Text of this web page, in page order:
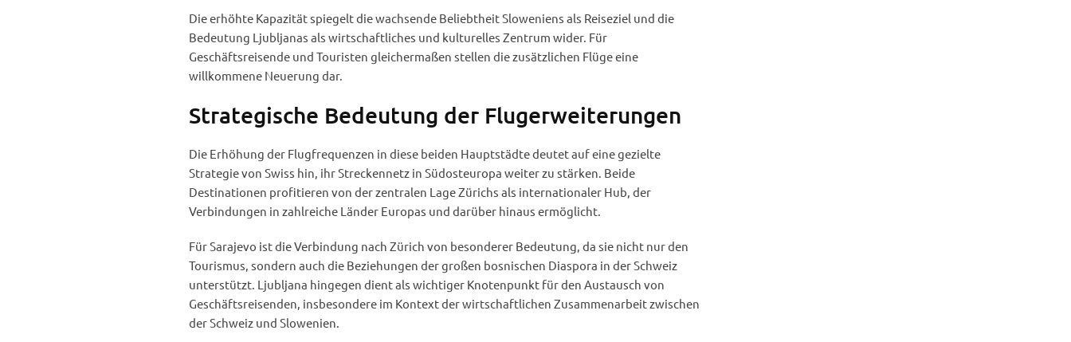
Die erhöhte Kapazität spiegelt die wachsende Beliebtheit Sloweniens als Reiseziel und die
Bedeutung Ljubljanas als wirtschaftliches und kulturelles Zentrum wider. Für
Geschäftsreisende und Touristen gleichermaßen stellen die zusätzlichen Flüge eine
willkommene Neuerung dar.
Strategische Bedeutung der Flugerweiterungen
Die Erhöhung der Flugfrequenzen in diese beiden Hauptstädte deutet auf eine gezielte
Strategie von Swiss hin, ihr Streckennetz in Südosteuropa weiter zu stärken. Beide
Destinationen profitieren von der zentralen Lage Zürichs als internationaler Hub, der
Verbindungen in zahlreiche Länder Europas und darüber hinaus ermöglicht.
Für Sarajevo ist die Verbindung nach Zürich von besonderer Bedeutung, da sie nicht nur den
Tourismus, sondern auch die Beziehungen der großen bosnischen Diaspora in der Schweiz
unterstützt. Ljubljana hingegen dient als wichtiger Knotenpunkt für den Austausch von
Geschäftsreisenden, insbesondere im Kontext der wirtschaftlichen Zusammenarbeit zwischen
der Schweiz und Slowenien.